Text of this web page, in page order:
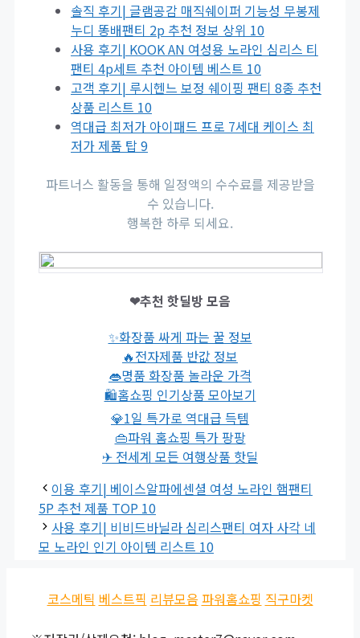
솔직 후기| 글램공감 매직쉐이퍼 기능성 무봉제
누디 똥배팬티 2p 추천 정보 상위 10
사용 후기| KOOK AN 여성용 노라인 심리스 티
팬티 4p세트 추천 아이템 베스트 10
고객 후기| 루시헨느 보정 쉐이핑 팬티 8종 추천
상품 리스트 10
역대급 최저가 아이패드 프로 7세대 케이스 최
저가 제품 탑 9
파트너스 활동을 통해 일정액의 수수료를 제공받을
수 있습니다.
행복한 하루 되세요.
❤추천 핫딜방 모음
✨화장품 싸게 파는 꿀 정보
🔥전자제품 반값 정보
👄명품 화장품 놀라운 가격
🛍홈쇼핑 인기상품 모아보기
💎1일 특가로 역대급 득템
👜파워 홈쇼핑 특가 팡팡
✈ 전세계 모든 여행상품 핫딜
이용 후기| 베이스알파에센셜 여성 노라인 햄팬티
5P 추천 제품 TOP 10
사용 후기| 비비드바닐라 심리스팬티 여자 사각 네
모 노라인 인기 아이템 리스트 10
코스메틱 베스트픽 리뷰모음 파워홈쇼핑 직구마켓